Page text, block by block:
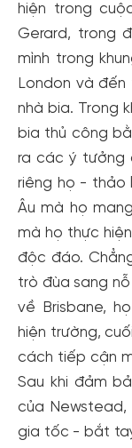
hiện trong
Gerard, trong
mình trong
London và đến
nhà bia. Trong
bia thủ công
ra các ý tưởng
riêng họ - thảo
Âu mà họ
mà họ thực
độc đáo.
trò đùa sang
về Brisbane,
hiện trường,
cách tiếp cận
Sau khi đảm
của
gia tốc - bắt
Tạo tài